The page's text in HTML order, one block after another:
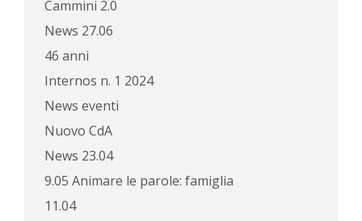
Cammini 2.0
News 27.06
46 anni
Internos n. 1 2024
News eventi
Nuovo CdA
News 23.04
9.05 Animare le parole: famiglia
11.04